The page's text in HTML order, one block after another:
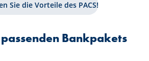
Sie die Vorteile des PACS!
Bankpakets